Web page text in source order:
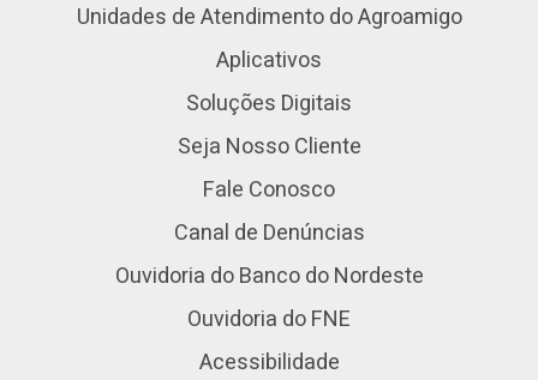
Unidades de Atendimento do Agroamigo
Aplicativos
Soluções Digitais
Seja Nosso Cliente
Fale Conosco
Canal de Denúncias
Ouvidoria do Banco do Nordeste
Ouvidoria do FNE
Acessibilidade